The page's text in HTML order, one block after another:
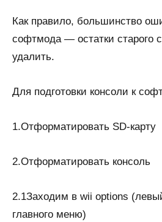
Как правило, большинство
софтмода — остатки старого
удалить.
Для подготовки консоли к
1.Отформатировать SD-карту
2.Отформатировать консоль
2.1Заходим в wii options
главного меню)